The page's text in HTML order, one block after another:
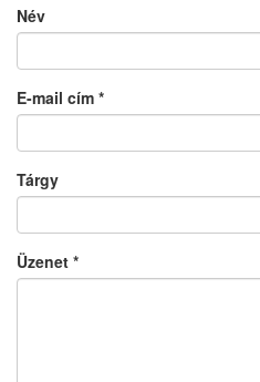
Név
E-mail cím *
Tárgy
Üzenet *